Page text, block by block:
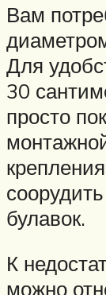
Вам
Для
30
просто
булавок.
К
можно